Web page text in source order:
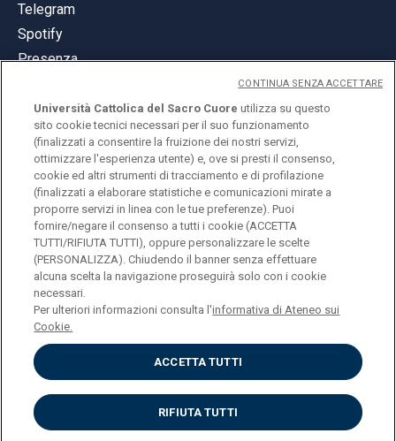
Telegram
Spotify
Presenza
© Università Cattolica del Sacro Cuore
Largo A. Gemelli 1, 20123 Milano
PI 02133120150
ENGLISH
Privacy
Accessibilità
Cookies
Impostazione Cookies
Università Cattolica del Sacro Cuore utilizza su questo
sito cookie tecnici necessari per il suo funzionamento
(finalizzati a consentire la fruizione dei nostri servizi,
ottimizzare l'esperienza utente) e, ove si presti il consenso,
cookie ed altri strumenti di tracciamento e di profilazione
(finalizzati a elaborare statistiche e comunicazioni mirate a
proporre servizi in linea con le tue preferenze). Puoi
fornire/negare il consenso a tutti i cookie (ACCETTA
TUTTI/RIFIUTA TUTTI), oppure personalizzare le scelte
(PERSONALIZZA). Chiudendo il banner senza effettuare
alcuna scelta la navigazione proseguirà solo con i cookie
necessari.
Per ulteriori informazioni consulta l'informativa di Ateneo sui
Cookie.
ACCETTA TUTTI
RIFIUTA TUTTI
CONTINUA SENZA ACCETTARE